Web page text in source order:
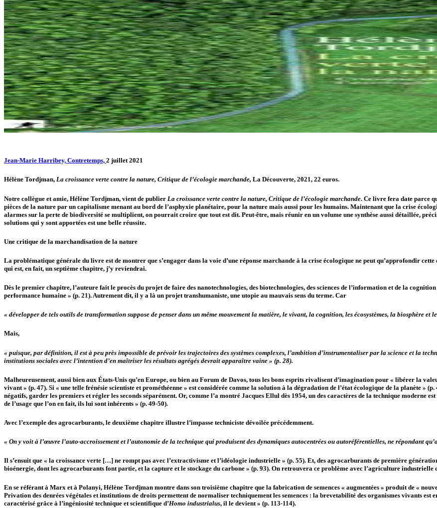
Jean-Marie Harribey, Contretemps, 2 juillet 2021
Hélène Tordjman, La croissance verte contre la nature, Critique de l’écologie marchande, La Découverte, 2021, 22 euros.
Notre collègue et amie, Hélène Tordjman, vient de publier La croissance verte contre la nature, Critique de l’écologie marchande. Ce livre fera date parce
pièces de la nature par un capitalisme menant au bord de l’asphyxie planétaire, pour la nature mais aussi pour les humains. Maintenant que la crise
alarmes sur la perte de biodiversité se multiplient, on pourrait croire que tout est dit. Peut-être, mais réunir en un volume une synthèse aussi détaillée,
solutions qui y sont apportées est une belle réussite.
Une critique de la marchandisation de la nature
La problématique générale du livre est de montrer que s’engager dans la voie d’une réponse marchande à la crise écologique ne peut qu’approfondir
qui est, en fait, un septième chapitre, j’y reviendrai.
Dès le premier chapitre, l’auteure fait le procès du projet de faire des nanotechnologies, des biotechnologies, des sciences de l’information et de la
performance humaine » (p. 21). Autrement dit, il y a là un projet transhumaniste, une utopie au mauvais sens du terme. Car
« développer de tels outils de transformation suppose de penser dans un même mouvement la matière, le vivant, la cognition, les écosystèmes, la biosphère et
Mais,
« puisque, par définition, il est à peu près impossible de prévoir les trajectoires des systèmes complexes, l’ambition d’instrumentaliser par la science et la
institutions sociales avec l’intention d’en maîtriser les résultats agrégés devrait apparaître vaine » (p. 28).
Malheureusement, aussi bien aux États-Unis qu’en Europe, ou bien au Forum de Davos, tous les bons esprits rivalisent d’imagination pour « libérer la
vivant » (p. 47). Si « une telle frénésie scientiste et prométhéenne » est considérée comme la solution à la dégradation de l’état écologique de la planète »
négatifs, garder les premiers et régler les seconds séparément. Or, comme l’a montré Jacques Ellul dès 1954, un des caractères de la technique moderne
de l’usage que l’on en fait, ils lui sont inhérents » (p. 49-50).
Avec l’exemple des agrocarburants, le deuxième chapitre illustre l’impasse techniciste dévoilée précédemment.
« On y voit à l’œuvre l’auto-accroissement et l’autonomie de la technique qui produisent des dynamiques autocentrées ou autoréférentielles, ne répondant
Il s’ensuit que « la croissance verte […] ne rompt pas avec l’extractivisme et l’idéologie industrielle » (p. 55). Et, des agrocarburants de première
bioénergie, dont les agrocarburants font partie, et la capture et le stockage du carbone » (p. 93). On retrouvera ce problème avec l’agriculture
En se référant à Marx et à Polanyi, Hélène Tordjman montre dans son troisième chapitre que la fabrication de semences « augmentées » produit de «
Privation des denrées végétales et institutions de droits permettent de normaliser techniquement les semences : la brevetabilité des organismes vivants est
caractérisé grâce à l’ingéniosité technique et scientifique d’Homo industrialus, il le devient » (p. 113-114).